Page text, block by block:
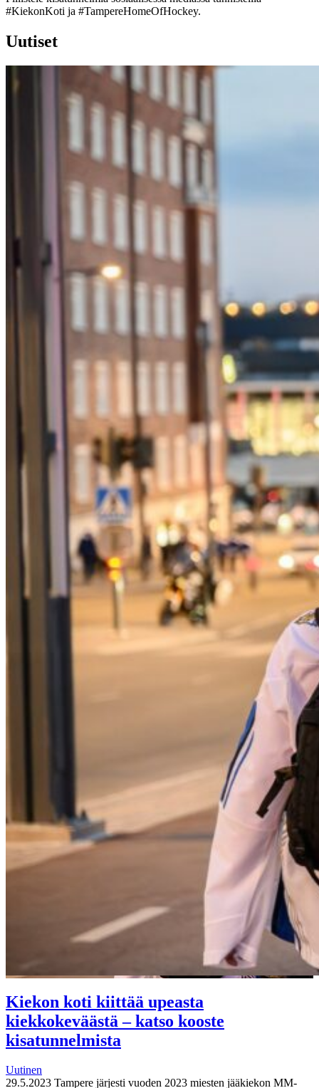
#KiekonKoti ja #TampereHomeOfHockey.
Uutiset
Kiekon koti kiittää upeasta
kiekkokeväästä – katso kooste
kisatunnelmista
Uutinen
29.5.2023 Tampere järjesti vuoden 2023 miesten jääkiekon MM-